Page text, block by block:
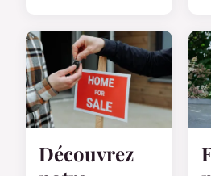
Découvrez